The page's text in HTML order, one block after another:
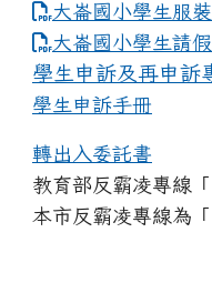
大崙國小學生服
link to https://
大崙國小學生請
學生申訴及再申訴
學生申訴手冊
轉出入委託書
教育部反霸凌專線
本市反霸凌專線為